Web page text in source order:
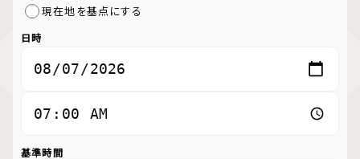
現在地を基点にする
日時
基準時間